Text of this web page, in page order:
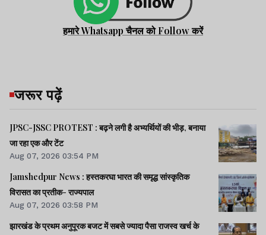
हमारे Whatsapp चैनल को Follow करें
जरूर पढ़ें
JPSC-JSSC PROTEST : बढ़ने लगी है अभ्यर्थियों की भीड़, बनाया
जा रहा एक और टेंट
Aug 07, 2026 03:54 PM
Jamshedpur News : हस्तकरघा भारत की समृद्ध सांस्कृतिक
विरासत का प्रतीक- राज्यपाल
Aug 07, 2026 03:58 PM
झारखंड के प्रथम अनुपूरक बजट में सबसे ज्यादा पैसा राजस्व खर्च के